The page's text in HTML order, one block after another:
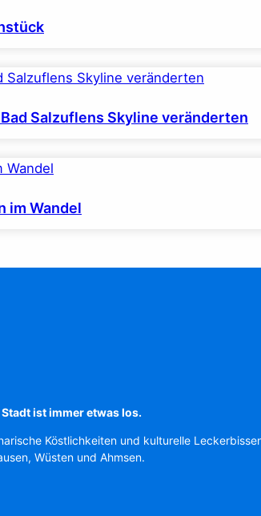
Salzuflens Skyline veränderten
im Wandel
ist immer etwas los.
Köstlichkeiten und kulturelle
Wüsten und Ahmsen.